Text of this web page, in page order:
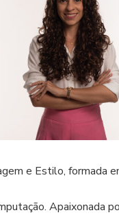
e Estilo, formada
Apaixonada